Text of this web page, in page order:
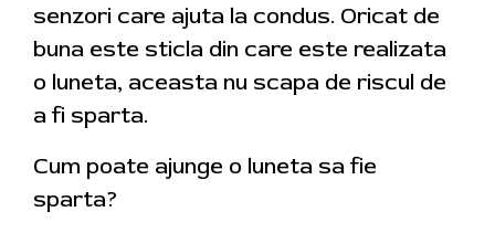
senzori care ajuta la condus. Oricat de
buna este sticla din care este realizata
o luneta, aceasta nu scapa de riscul de
a fi sparta.
Cum poate ajunge o luneta sa fie
sparta?